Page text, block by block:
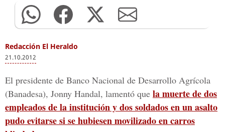
Redacción El Heraldo
21.10.2012
El presidente de Banco Nacional de Desarrollo Agrícola
(Banadesa), Jonny Handal, lamentó que la muerte de dos
empleados de la institución y dos soldados en un asalto
pudo evitarse si se hubiesen movilizado en carros